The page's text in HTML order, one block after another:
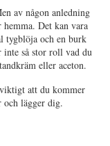
av någon anledning
Det kan vara
tygblöja och en burk
inte så stor roll vad du
eller aceton.
att du kommer
och lägger dig.